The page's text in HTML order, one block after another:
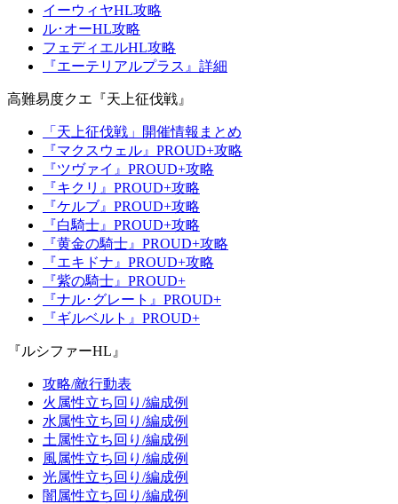
イーウィヤHL攻略
ル･オーHL攻略
フェディエルHL攻略
『エーテリアルプラス』詳細
高難易度クエ『天上征伐戦』
「天上征伐戦」開催情報まとめ
『マクスウェル』PROUD+攻略
『ツヴァイ』PROUD+攻略
『キクリ』PROUD+攻略
『ケルブ』PROUD+攻略
『白騎士』PROUD+攻略
『黄金の騎士』PROUD+攻略
『エキドナ』PROUD+攻略
『紫の騎士』PROUD+
『ナル･グレート』PROUD+
『ギルベルト』PROUD+
『ルシファーHL』
攻略/敵行動表
火属性立ち回り/編成例
水属性立ち回り/編成例
土属性立ち回り/編成例
風属性立ち回り/編成例
光属性立ち回り/編成例
闇属性立ち回り/編成例